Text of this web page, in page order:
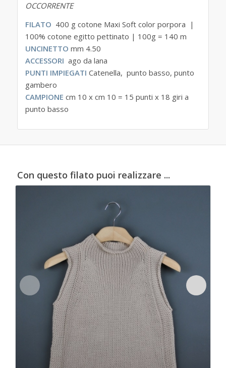
OCCORRENTE
FILATO 400 g cotone Maxi Soft color porpora |
100% cotone egitto pettinato | 100g = 140 m
UNCINETTO mm 4.50
ACCESSORI ago da lana
PUNTI IMPIEGATI Catenella, punto basso, punto
gambero
CAMPIONE cm 10 x cm 10 = 15 punti x 18 giri a
punto basso
Con questo filato puoi realizzare ...